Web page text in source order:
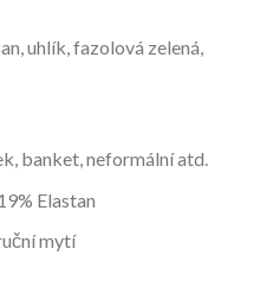
uhlík, fazolová zelená,
banket, neformální atd.
Elastan
mytí